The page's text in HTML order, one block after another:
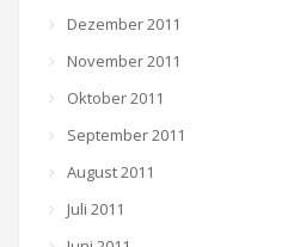
Dezember 2011
November 2011
Oktober 2011
September 2011
August 2011
Juli 2011